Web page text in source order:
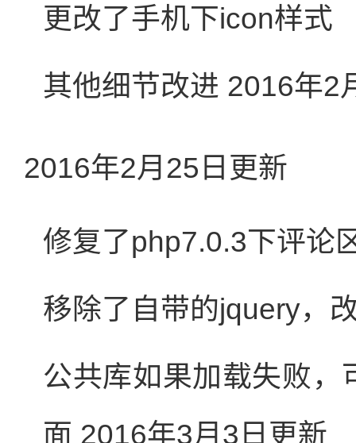
更改了手机下icon样式
其他细节改进 2016年2
2016年2月25日更新
修复了php7.0.3下评论
移除了自带的jquery，
公共库如果加载失败
面 2016年3月3日更新